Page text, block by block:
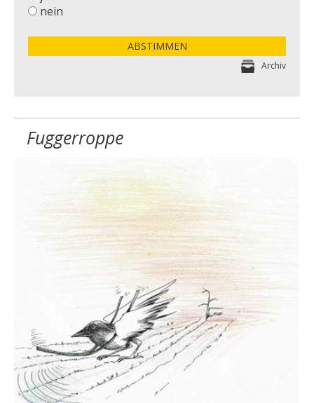
nein
ABSTIMMEN
Archiv
Fuggerroppe